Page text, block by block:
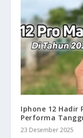
Iphone 12 Hadir
Performa
23 Desember 2025